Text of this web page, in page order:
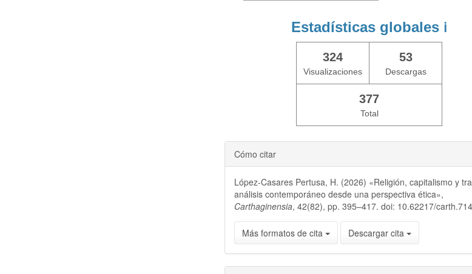
Estadísticas globales ℹ️
324
Visualizaciones
53
Descargas
377
Total
Cómo citar
López-Casares Pertusa, H. (2026) «Religión, capitalismo y
análisis contemporáneo desde una perspectiva ética»,
Carthaginensia, 42(82), pp. 395–417. doi: 10.62217/
Más formatos de cita Descargar cita